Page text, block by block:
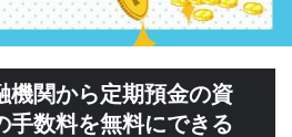
機関から定期預金の資
手数料を無料にできる